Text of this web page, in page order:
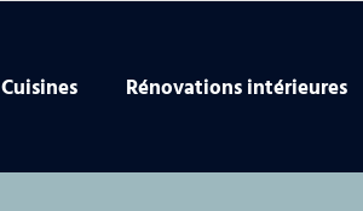
Cuisines Rénovations intérieures